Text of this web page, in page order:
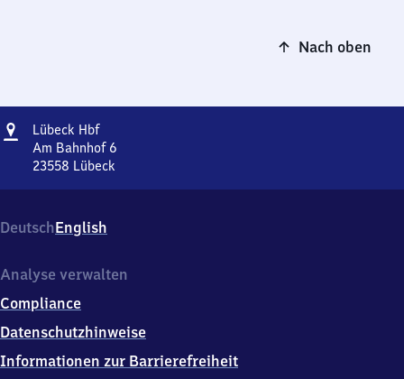
Nach oben
Adresse
Lübeck HbfLübeck
Hauptbahnhof
Am Bahnhof 6
23558 Lübeck
Am
Bahnhof
2
5
5
Lübeck
DeutschEnglish
Analyse verwalten
Compliance
Datenschutzhinweise
Informationen zur Barrierefreiheit